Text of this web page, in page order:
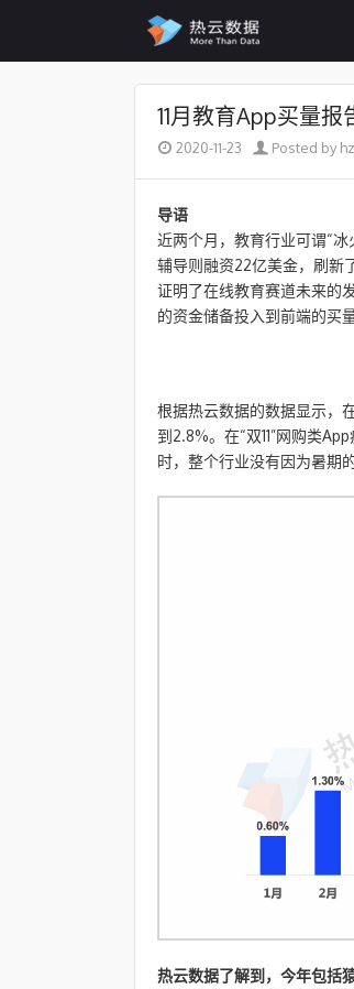
Skip to content
11月教育App买量
2020-11-23 Posted by
导语
近两个月，教育行业可谓“
辅导则融资22亿美金，刷新
证明了在线教育赛道未来的
的资金储备投入到前端的买
根据热云数据的数据显示，
到2.8%。在“双11”网购类
时，整个行业没有因为暑期
热云数据了解到，今年包括